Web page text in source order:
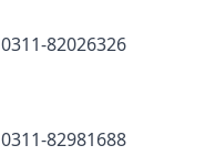
0311-82026326
0311-82981688